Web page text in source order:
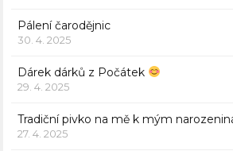
Pálení čarodějnic
30. 4. 2025
Dárek dárků z Počátek
29. 4. 2025
Tradiční pivko na mě k mým
27. 4. 2025